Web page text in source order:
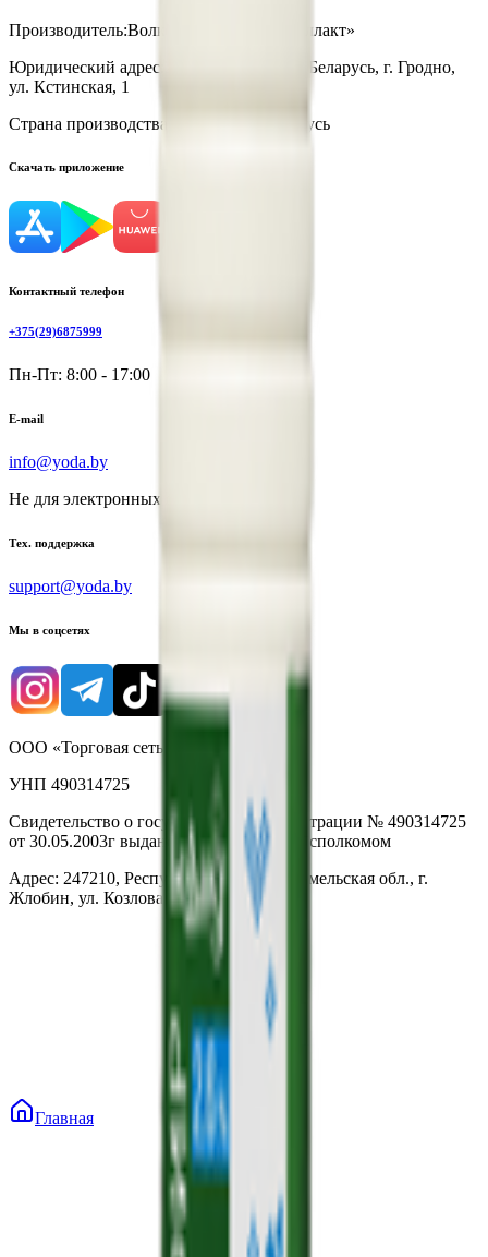
Производитель:Волковысское ОАО «Беллакт»
Юридический адрес:
23001, Республика Беларусь, г. Гродно,
ул. Кстинская, 1
Страна производства:
Республика Беларусь
Скачать приложение
Контактный телефон
+375(29)6875999
Пн-Пт: 8:00 - 17:00
E-mail
info@yoda.by
Не для электронных обращений
Тех. поддержка
support@yoda.by
Мы в соцсетях
ООО «Торговая сеть «Продмир»
УНП 490314725
Свидетельство о государственной регистрации № 490314725
от 30.05.2003г выдано Гомельским облисполкомом
Адрес: 247210, Республика Беларусь, Гомельская обл., г.
Жлобин, ул. Козлова 2-А
Главная